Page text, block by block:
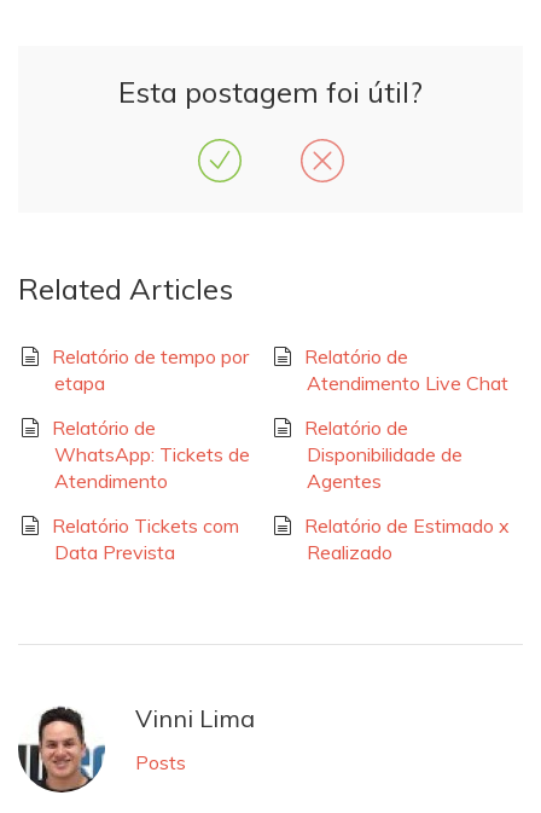
Esta postagem foi útil?
Related Articles
Relatório de tempo por
etapa
Relatório de
Atendimento Live Chat
Relatório de
WhatsApp: Tickets de
Atendimento
Relatório de
Disponibilidade de
Agentes
Relatório Tickets com
Data Prevista
Relatório de Estimado x
Realizado
Vinni Lima
Posts